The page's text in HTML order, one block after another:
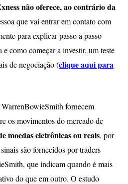
não oferece, ao contrário da
que vai entrar em contato com
para explicar passo a passo
como começar a investir, um teste
de negociação (clique aqui para
fornecem
os movimentos do mercado de
moedas eletrônicas ou reais, por
são fornecidos por traders
que indicam quando é mais
do que em outro. O estudo